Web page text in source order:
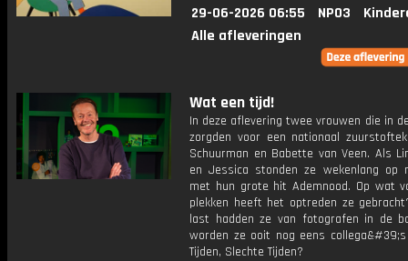
29-06-2026 06:55 NPO3
Alle afleveringen
Wat een tijd!
In deze aflevering twee vrouwen die in
zorgden voor een nationaal
Schuurman en Babette van Veen. Als
en Jessica stonden ze wekenlang op
met hun grote hit Ademnood. Op wat
plekken heeft het optreden ze
last hadden ze van fotografen in de
worden ze ooit nog eens
Tijden, Slechte Tijden?